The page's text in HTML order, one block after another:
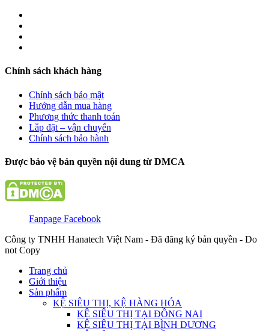
Chính sách khách hàng
Chính sách bảo mật
Hướng dẫn mua hàng
Phương thức thanh toán
Lắp đặt – vận chuyển
Chính sách bảo hành
Được bảo vệ bản quyền nội dung từ DMCA
Fanpage Facebook
Công ty TNHH Hanatech Việt Nam - Đã đăng ký bản quyền - Do
not Copy
Trang chủ
Giới thiệu
Sản phẩm
KỆ SIÊU THỊ, KỆ HÀNG HÓA
KỆ SIÊU THỊ TẠI ĐỒNG NAI
KỆ SIÊU THỊ TẠI BÌNH DƯƠNG